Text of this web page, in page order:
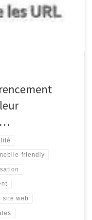
votre site web, il est […]
…
friendly
site web